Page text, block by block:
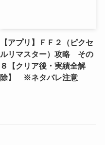
【アプリ】ＦＦ２（ピクセ
ルリマスター）攻略 その
８【クリア後・実績全解
除】 ※ネタバレ注意